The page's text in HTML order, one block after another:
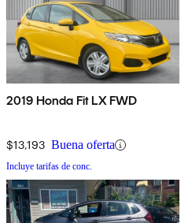
2019 Honda Fit LX FWD
$13,193 Buena oferta
Incluye tarifas de conc.